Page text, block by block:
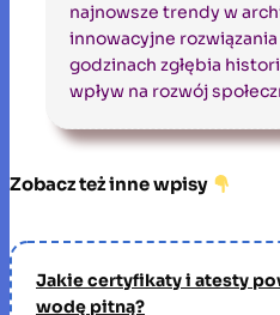
najnowsze trendy w
innowacyjne
godzinach zgłębia
wpływ na rozwój
Zobacz też inne wpisy
Jakie certyfikaty i atesty
wodę pitną?